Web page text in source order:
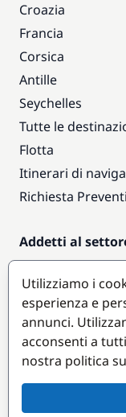
Croazia
Francia
Corsica
Antille
Seychelles
Tutte le
Flotta
Itinerari di
Richiesta
Addetti al
Accesso armatori
Diventare
Destinazioni
Utilizziamo i
esperienza e
annunci.
acconsenti a
nostra politica